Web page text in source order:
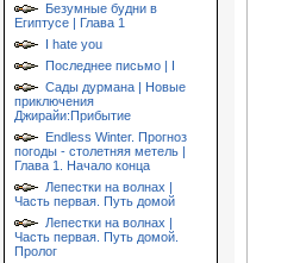
Безумные будни в
Египтусе | Глава 1
I hate you
Последнее письмо | I
Сады дурмана | Новые
приключения
Джирайи:Прибытие
Endless Winter. Прогноз
погоды - столетняя метель |
Глава 1. Начало конца
Лепестки на волнах |
Часть первая. Путь домой
Лепестки на волнах |
Часть первая. Путь домой.
Пролог